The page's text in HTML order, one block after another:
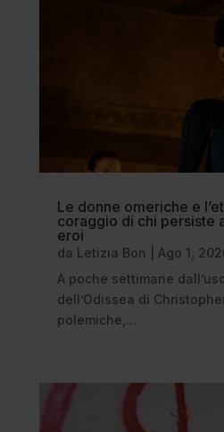
Le donne omeriche e
coraggio di chi persiste
eroi
da Letizia Bon Ago 1,
A poche settimane
dell’Odissea di
polemiche,...